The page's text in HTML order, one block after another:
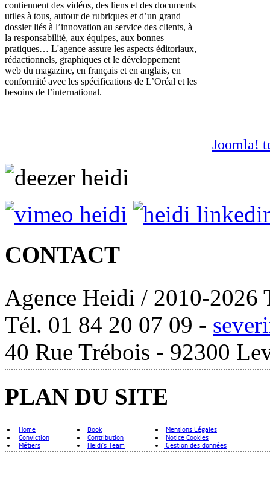
contiennent des vidéos, des liens et des documents
utiles à tous, autour de rubriques et d’un grand
dossier liés à l’innovation au service des clients, à
la responsabilité, aux équipes, aux bonnes
pratiques… L'agence assure les aspects éditoriaux,
rédactionnels, graphiques et le développement
web du magazine, en français et en anglais, en
conformité avec les spécifications de L’Oréal et les
besoins de l’international.
Joomla!
CONTACT
Agence Heidi / 2010-2026
Tél. 01 84 20 07 09 -
40 Rue Trébois - 92300
PLAN DU SITE
Home
Conviction
Métiers
Book
Contribution
Heidi's Team
Mentions Légales
Notice Cookies
Gestion des données